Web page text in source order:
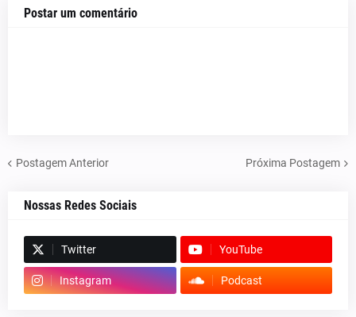
Postar um comentário
Postagem Anterior Próxima Postagem
Nossas Redes Sociais
Twitter YouTube
Instagram Podcast